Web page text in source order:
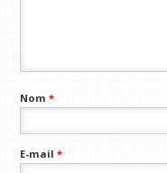
Nom*
E-mail*